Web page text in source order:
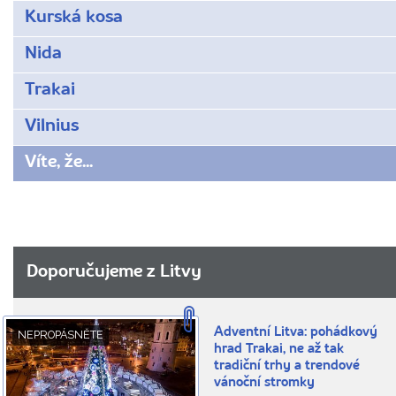
Kurská kosa
Nida
Trakai
Vilnius
Víte, že...
Doporučujeme z Litvy
NEPROPÁSNĚTE
Adventní Litva: pohádkový
hrad Trakai, ne až tak
tradiční trhy a trendové
vánoční stromky